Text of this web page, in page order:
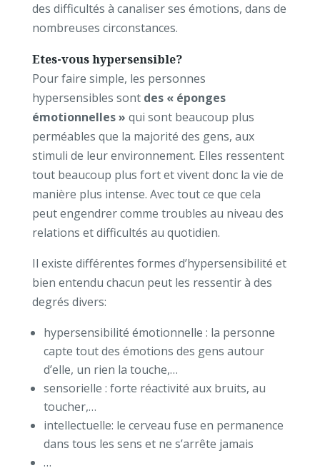
des difficultés à canaliser ses émotions, dans de
nombreuses circonstances.
Etes-vous hypersensible?
Pour faire simple, les personnes
hypersensibles sont des « éponges
émotionnelles » qui sont beaucoup plus
perméables que la majorité des gens, aux
stimuli de leur environnement. Elles ressentent
tout beaucoup plus fort et vivent donc la vie de
manière plus intense. Avec tout ce que cela
peut engendrer comme troubles au niveau des
relations et difficultés au quotidien.
Il existe différentes formes d’hypersensibilité et
bien entendu chacun peut les ressentir à des
degrés divers:
hypersensibilité émotionnelle : la personne
capte tout des émotions des gens autour
d’elle, un rien la touche,…
sensorielle : forte réactivité aux bruits, au
toucher,…
intellectuelle: le cerveau fuse en permanence
dans tous les sens et ne s’arrête jamais
…